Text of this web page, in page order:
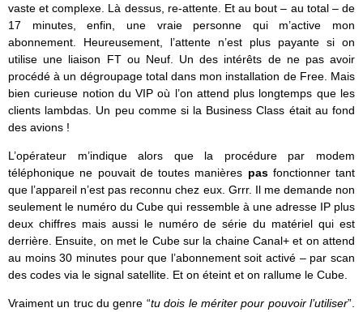
vaste et complexe. Là dessus, re-attente. Et au bout – au total – de
17 minutes, enfin, une vraie personne qui m’active mon
abonnement. Heureusement, l’attente n’est plus payante si on
utilise une liaison FT ou Neuf. Un des intérêts de ne pas avoir
procédé à un dégroupage total dans mon installation de Free. Mais
bien curieuse notion du VIP où l’on attend plus longtemps que les
clients lambdas. Un peu comme si la Business Class était au fond
des avions !
L’opérateur m’indique alors que la procédure par modem
téléphonique ne pouvait de toutes manières pas fonctionner tant
que l’appareil n’est pas reconnu chez eux. Grrr. Il me demande non
seulement le numéro du Cube qui ressemble à une adresse IP plus
deux chiffres mais aussi le numéro de série du matériel qui est
derrière. Ensuite, on met le Cube sur la chaine Canal+ et on attend
au moins 30 minutes pour que l’abonnement soit activé – par scan
des codes via le signal satellite. Et on éteint et on rallume le Cube.
Vraiment un truc du genre “tu dois le mériter pour pouvoir l’utiliser”.